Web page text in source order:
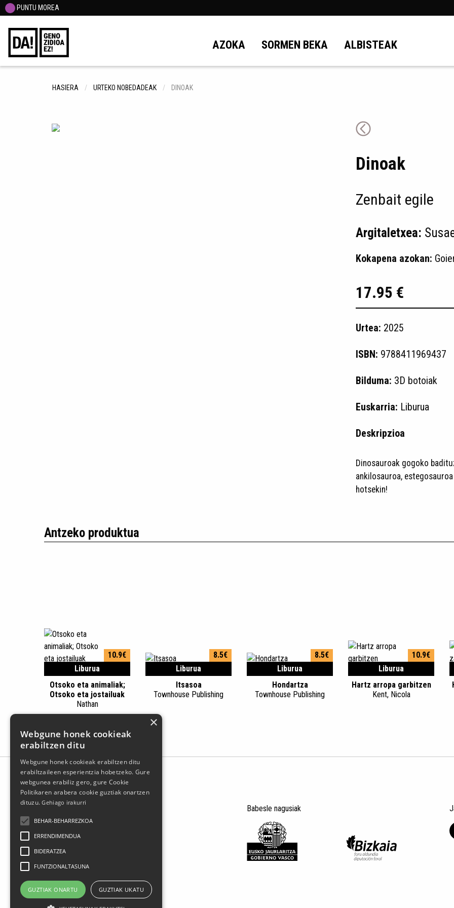
PUNTU MOREA
AZOKA SORMEN BEKA ALBISTEAK
HASIERA URTEKO NOBEDADEAK DINOAK
Dinoak
Zenbait egile
Argitaletxea:
Kokapena azokan:
17.95 €
Urtea: 2025
ISBN: 9788411969437
Bilduma: 3D botoiak
Euskarria: Liburua
Deskripzioa
Dinosauroak gogoko
ankilosauroa,
hotsekin!
Antzeko produktua
Liburua
10.9€
Otsoko eta animaliak;
Otsoko eta jostailuak
Nathan
Liburua
8.5€
Itsasoa
Townhouse Publishing
Liburua
8.5€
Hondartza
Townhouse Publishing
Liburua
10.9€
Hartz arropa garbitzen
Kent, Nicola
Larrasoloeta, 3 48200 Durango
gerediaga@durangokoazoka.eus
Babesle nagusiak
×
Webgune honek cookieak
erabiltzen ditu
Webgune honek cookieak erabiltzen ditu
erabiltzaileen esperientzia hobetzeko. Gure
webgunea erabiliz gero, gure Cookie
Politikaren arabera cookie guztiak onartzen
dituzu.Gehiago irakurri
BEHAR-BEHARREZKOA
ERRENDIMENDUA
BIDERATZEA
FUNTZIONALTASUNA
GUZTIAK ONARTU GUZTIAK UKATU